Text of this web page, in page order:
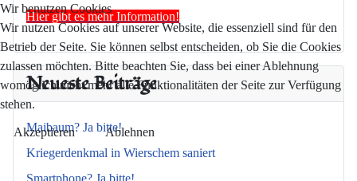
Hier gibt es mehr Information!
Neueste Beiträge
Maibaum? Ja bitte!
Kriegerdenkmal in Wierschem saniert
Wir benutzen Cookies
Wir nutzen Cookies auf unserer Website, die essenziell sind für den
Betrieb der Seite. Sie können selbst entscheiden, ob Sie die Cookies
zulassen möchten. Bitte beachten Sie, dass bei einer Ablehnung
womöglich nicht mehr alle Funktionalitäten der Seite zur Verfügung
stehen.
Akzeptieren Ablehnen